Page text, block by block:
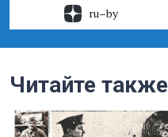
ru–by
Читайте также